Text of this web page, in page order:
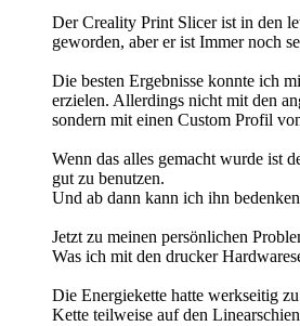
Der Creality Print Slicer ist in den
geworden, aber er ist Immer noch
Die besten Ergebnisse konnte ich
erzielen. Allerdings nicht mit den
sondern mit einen Custom Profil
Wenn das alles gemacht wurde ist
gut zu benutzen.
Und ab dann kann ich ihn
Jetzt zu meinen persönlichen
Was ich mit den drucker
Die Energiekette hatte werkseitig
Kette teilweise auf den